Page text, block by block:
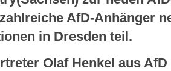
AfD-Anhänger
in Dresden teil.
Olaf Henkel aus AfD